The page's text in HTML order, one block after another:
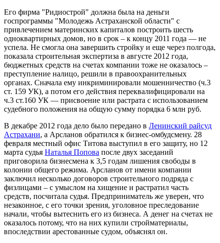
Его фирма "Ридиострой" должна была на деньги
госпрограммы "Молодежь Астраханской области" с
привлечением материнских капиталов построить шесть
одноквартирных домов, но в срок – к концу 2011 года — не
успела. Не смогла она завершить стройку и еще через полгода,
показала строительная экспертиза в августе 2012 года,
бюджетных средств на счетах компании тоже не оказалось –
преступление налицо, решили в правоохранительных
органах. Сначала ему инкриминировали мошенничество (ч.3
ст. 159 УК), а потом его действия переквалифицировали на
ч.3 ст.160 УК — присвоение или растрата с использованием
судебного положения на общую сумму порядка 6 млн руб.
В декабре 2012 года дело было передано в Ленинский райсуд
Астрахани, а Арсланов обратился к бизнес-омбудсмену. 28
февраля местный офис Титова выступил в его защиту, но 12
марта судья Наталья Попова после двух заседаний
приговорила бизнесмена к 3,5 годам лишения свободы в
колонии общего режима. Арсланов от имени компании
заключил несколько договоров строительного подряда с
физлицами – с умыслом на хищение и растратил часть
средств, посчитала судья. Предприниматель же уверен, что
незаконное, с его точки зрения, уголовное преследование
начали, чтобы вытеснить его из бизнеса. А денег на счетах не
оказалось потому, что на них купили стройматериалы,
впоследствии арестованные судом, объяснял он.